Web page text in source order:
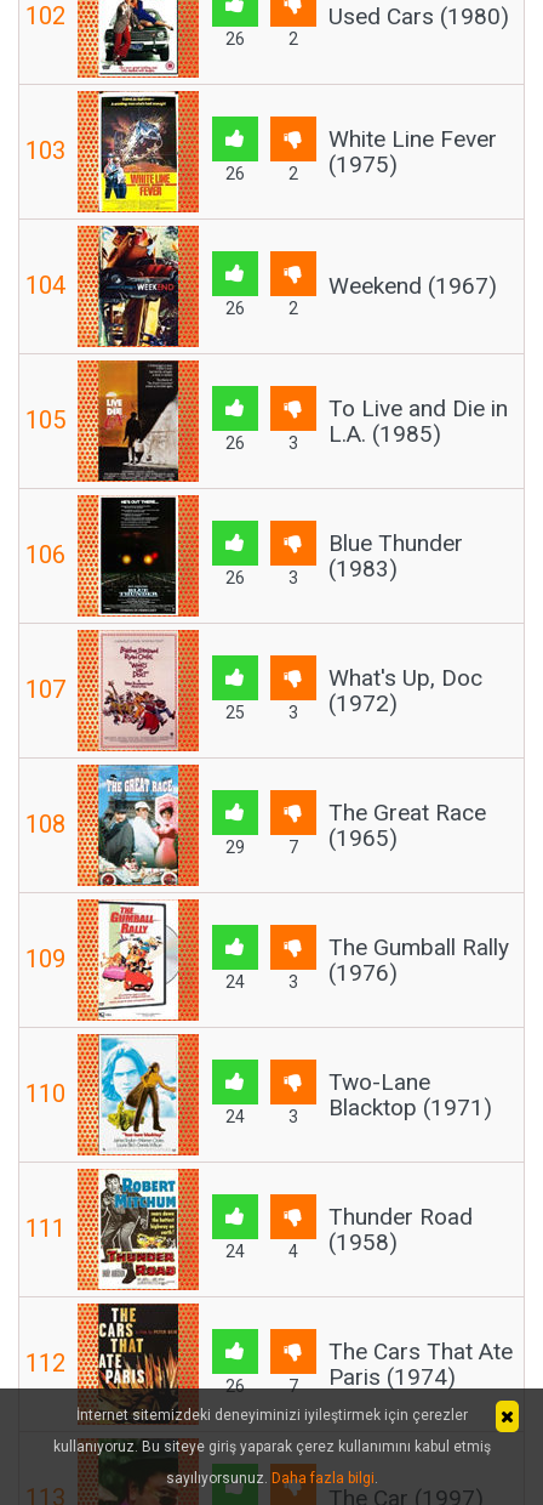
102
26 2
Used Cars (1980)
103
26 2
White Line Fever
(1975)
104
26 2
Weekend (1967)
105
26 3
To Live and Die in
L.A. (1985)
106
26 3
Blue Thunder
(1983)
107
25 3
What's Up, Doc
(1972)
108
29 7
The Great Race
(1965)
109
24 3
The Gumball Rally
(1976)
110
24 3
Two-Lane
Blacktop (1971)
111
24 4
Thunder Road
(1958)
112
26 7
The Cars That Ate
Paris (1974)
113 The Car (1997)
İnternet sitemizdeki deneyiminizi iyileştirmek için çerezler
kullanıyoruz. Bu siteye giriş yaparak çerez kullanımını kabul etmiş
sayılıyorsunuz. Daha fazla bilgi.